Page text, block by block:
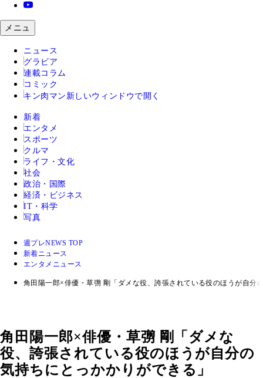
メニュ
ニュース
グラビア
連載コラム
コミック
キン肉マン 新しいウィンドウで開く
新着
エンタメ
スポーツ
クルマ
ライフ・文化
社会
政治・国際
経済・ビジネス
IT・科学
写真
週プレNEWS TOP
新着ニュース
エンタメニュース
角田陽一郎×俳優・草彅 剛「ダメな役、誇張されている役のほうが自分
角田陽一郎×俳優・草彅 剛「ダメな
役、誇張されている役のほうが自分の
気持ちにとっかかりができる」